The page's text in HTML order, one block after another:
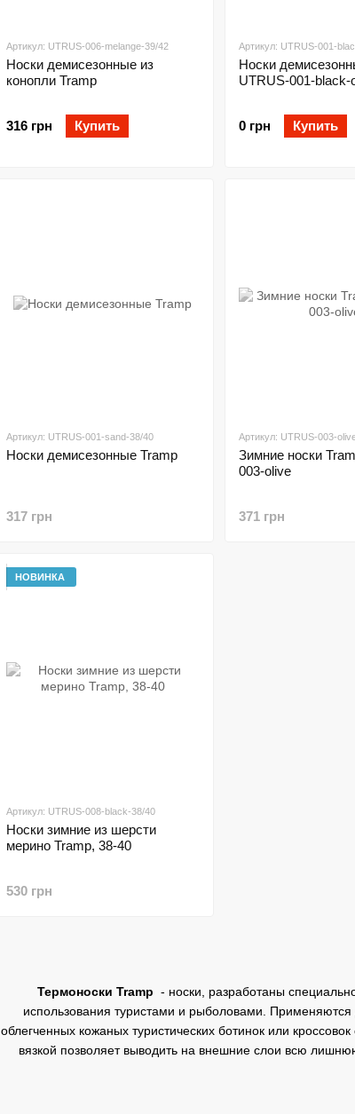
Термоноски Tramp - носки, разработаны
использования туристами и рыболовами. Применяются
облегченных кожаных туристических ботинок или
вязкой позволяет выводить на внешние слои всю
Артикул: UTRUS-006-melange-39/42
Носки демисезонные из
конопли Tramp
316 грн Купить
Артикул: UTRUS-001-
Носки
UTRUS-001-black-
0 грн Купить
Артикул: UTRUS-001-sand-38/40
Носки демисезонные Tramp
317 грн
Артикул: UTRUS-003-
Зимние носки
003-olive
371 грн
НОВИНКА
Артикул: UTRUS-008-black-38/40
Носки зимние из шерсти
мерино Tramp, 38-40
530 грн